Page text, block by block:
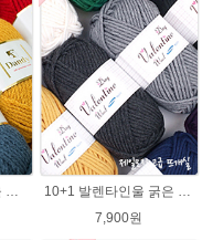
(10+1서비스) 댄디울 뜨개실 프리미어울 뜨개질실 목도리뜨개질실
10+1 발렌타인울 굵은 뜨개실/뜨개질실/손뜨개실/목도리털실/제일모직뜨개실
7,900원